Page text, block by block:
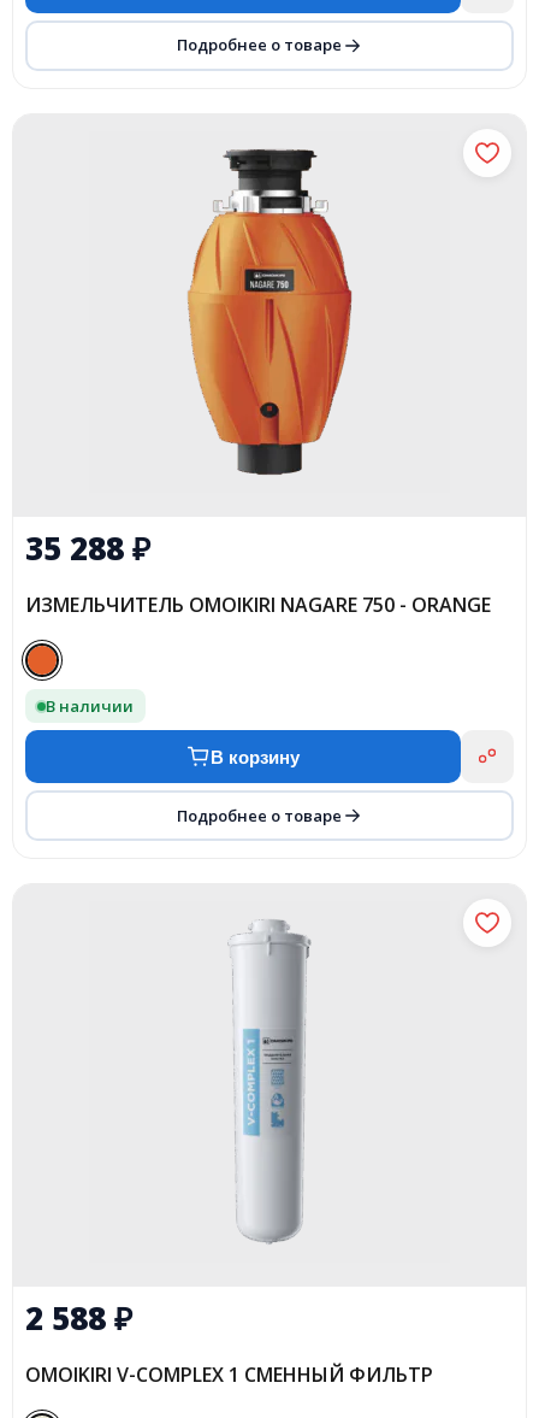
Подробнее о товаре
35 288₽
ИЗМЕЛЬЧИТЕЛЬ OMOIKIRI NAGARE 750 - ORANGE
В наличии
В корзину
Подробнее о товаре
2 588₽
OMOIKIRI V-COMPLEX 1 СМЕННЫЙ ФИЛЬТР